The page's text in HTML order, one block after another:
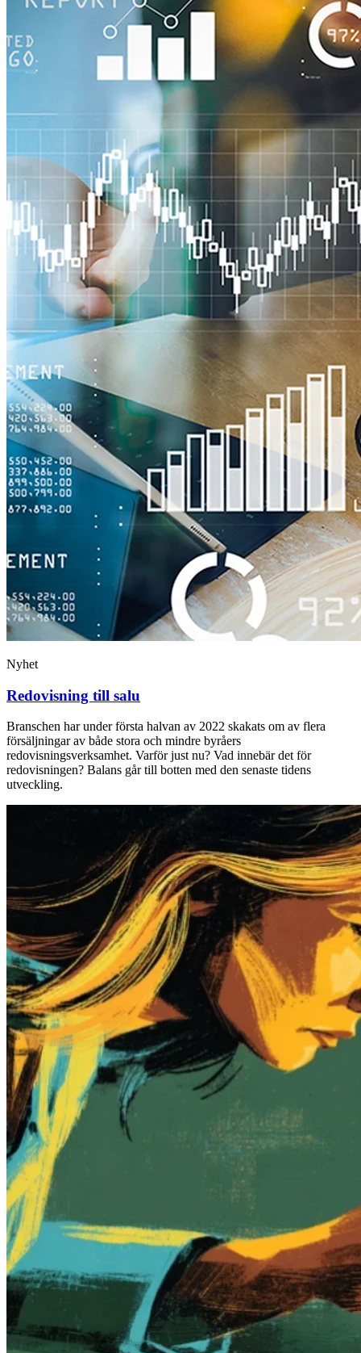
Nyhet
Redovisning till salu
Branschen har under första halvan av 2022 skakats om av flera
försäljningar av både stora och mindre byråers
redovisningsverksamhet. Varför just nu? Vad innebär det för
redovisningen? Balans går till botten med den senaste tidens
utveckling.